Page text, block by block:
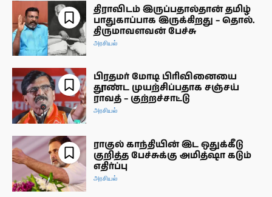
திராவிடம் இருப்பதால்தான் தமிழ்
பாதுகாப்பாக இருக்கிறது – தொல்.
திருமாவளவன் பேச்சு
அரசியல்
பிரதமர் மோடி பிரிவினையை
தூண்ட முயற்சிப்பதாக சஞ்சய்
ராவத் – குற்றச்சாட்டு
அரசியல்
ராகுல் காந்தியின் இட ஒதுக்கீடு
குறித்த பேச்சுக்கு அமித்ஷா கடும்
எதிர்ப்பு
அரசியல்